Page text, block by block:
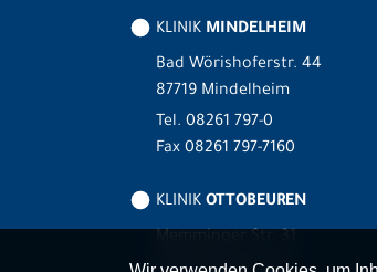
KLINIK MINDELHEIM
Bad Wörishoferstr. 44
87719 Mindelheim
Tel. 08261 797-0
Fax 08261 797-7160
KLINIK OTTOBEUREN
87724 Ottobeuren